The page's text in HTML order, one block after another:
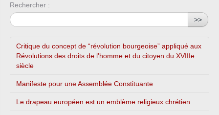
Rechercher :
>>
Critique du concept de “révolution bourgeoise” appliqué aux
Révolutions des droits de l’homme et du citoyen du XVIIIe
siècle
Manifeste pour une Assemblée Constituante
Le drapeau européen est un emblème religieux chrétien